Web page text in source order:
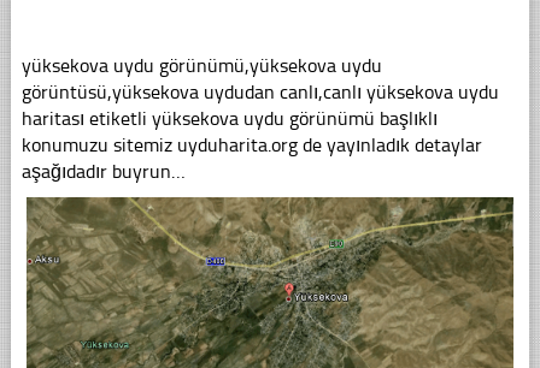
yüksekova uydu görünümü,yüksekova uydu
görüntüsü,yüksekova uydudan canlı,canlı yüksekova uydu
haritası etiketli yüksekova uydu görünümü başlıklı
konumuzu sitemiz uyduharita.org de yayınladık detaylar
aşağıdadır buyrun…